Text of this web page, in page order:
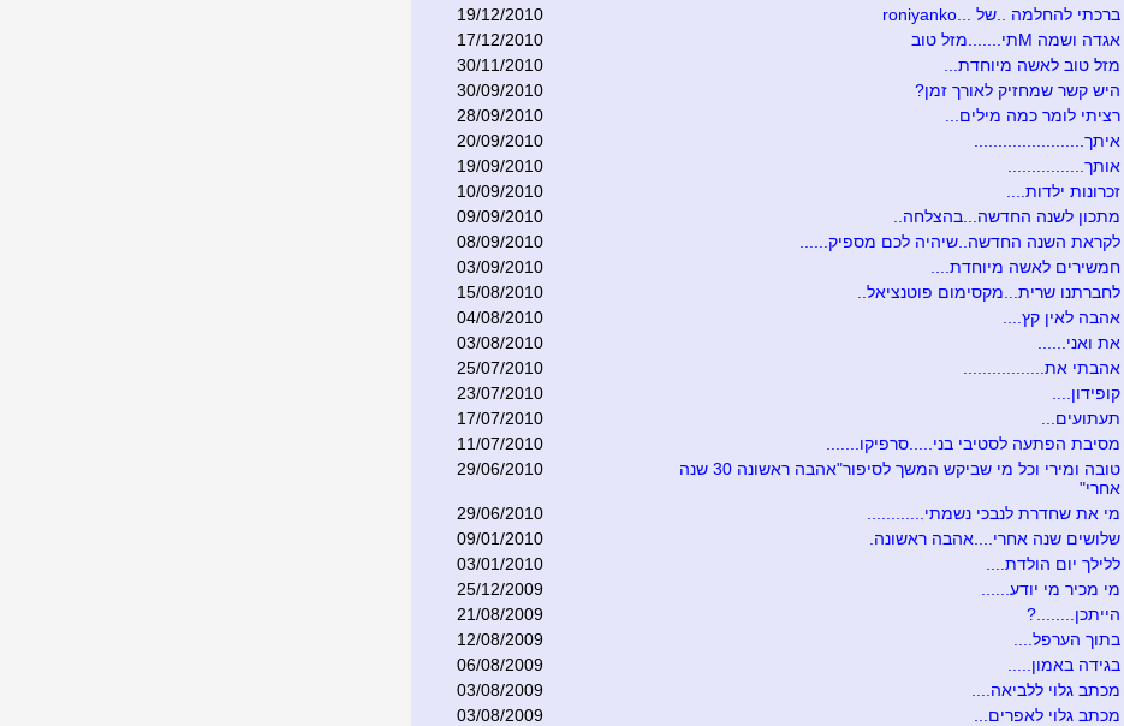
ברכתי להחלמה ..של ...roniyanko
19/12/2010
אגדה ושמה Mתי.......מזל טוב
17/12/2010
מזל טוב לאשה מיוחדת...
30/11/2010
היש קשר שמחזיק לאורך זמן?
30/09/2010
רציתי לומר כמה מילים...
28/09/2010
איתך.......................
20/09/2010
אותך................
19/09/2010
זכרונות ילדות....
10/09/2010
מתכון לשנה החדשה...בהצלחה..
09/09/2010
לקראת השנה החדשה..שיהיה לכם מספיק......
08/09/2010
חמשירים לאשה מיוחדת....
03/09/2010
לחברתנו שרית...מקסימום פוטנציאל..
15/08/2010
אהבה לאין קץ....
04/08/2010
את ואני......
03/08/2010
אהבתי את.................
25/07/2010
קופידון....
23/07/2010
תעתועים...
17/07/2010
מסיבת הפתעה לסטיבי בני.....סרפיקו.......
11/07/2010
טובה ומירי וכל מי שביקש המשך לסיפור"אהבה ראשונה 30 שנה
אחרי"
29/06/2010
מי את שחדרת לנבכי נשמתי............
29/06/2010
שלושים שנה אחרי....אהבה ראשונה.
09/01/2010
ללילך יום הולדת....
03/01/2010
מי מכיר מי יודע......
25/12/2009
הייתכן........?
21/08/2009
בתוך הערפל....
12/08/2009
בגידה באמון.....
06/08/2009
מכתב גלוי ללביאה....
03/08/2009
מכתב גלוי לאפרים...
03/08/2009